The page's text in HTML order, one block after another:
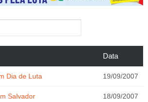
Data
Dia de Luta 19/09/2007
Salvador 18/09/2007